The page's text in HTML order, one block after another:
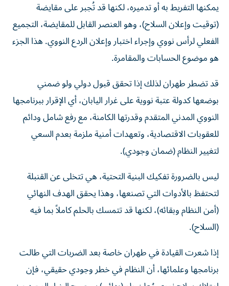
يمكنها التفريط به أو تدميره، لكنها قد تُجبر على مقايضة
(توقيت وإعلان السلاح)، وهو العنصر القابل للمقايضة، التجميع
الفعلي لرأس نووي وإجراء اختبار وإعلان الردع النووي. هذا الجزء
هو موضوع الحسابات والمقامرة.
قد تضطر طهران لذلك إذا تحقق قبول دولي ولو ضمني
بوضعها كدولة عتبة نووية على غرار اليابان، أي الإقرار ببرنامجها
النووي المدني المتقدم وقدرتها الكامنة، مع رفع شامل ودائم
للعقوبات الاقتصادية، وتعهدات أمنية ملزمة بعدم السعي
لتغيير النظام (ضمان وجودي).
ليس بالضرورة تفكيك البنية التحتية، هي تتخلى عن القنبلة
لتحتفظ بالأدوات التي تصنعها، وهذا يحقق الهدف النهائي
(أمن النظام وبقائه)، لكنها قد تتمسك بالحلم كاملاً بما فيه
(السلاح).
إذا شعرت القيادة في طهران خاصة بعد الضربات التي طالت
برنامجها وعلمائها، أن النظام في خطر وجودي حقيقي، فإن